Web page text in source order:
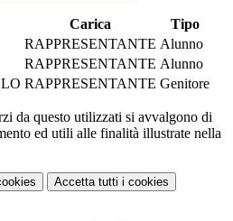
Carica
Tipo
RAPPRESENTANTE Alunno
RAPPRESENTANTE Alunno
RAPPRESENTANTE Genitore
da questo utilizzati si avvalgono di
ed utili alle finalità illustrate nella
Accetta tutti i cookies